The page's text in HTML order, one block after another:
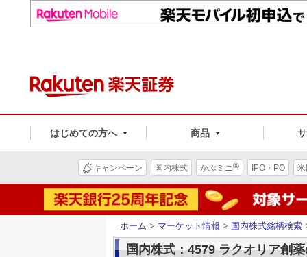
はじめての方へ 商品
キャンペーン 国内株式 かぶミニ® IPO・PO
ホーム > マーケット情報 > 国内株式銘柄検索
国内株式：4579 ラクオリア創